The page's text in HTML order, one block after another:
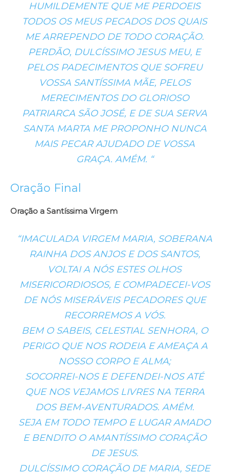
HUMILDEMENTE QUE ME PERDOEIS
TODOS OS MEUS PECADOS DOS QUAIS
ME ARREPENDO DE TODO CORAÇÃO.
PERDÃO, DULCÍSSIMO JESUS MEU, E
PELOS PADECIMENTOS QUE SOFREU
VOSSA SANTÍSSIMA MÃE, PELOS
MERECIMENTOS DO GLORIOSO
PATRIARCA SÃO JOSÉ, E DE SUA SERVA
SANTA MARTA ME PROPONHO NUNCA
MAIS PECAR AJUDADO DE VOSSA
GRAÇA. AMÉM. “
Oração Final
Oração a Santíssima Virgem
“IMACULADA VIRGEM MARIA, SOBERANA
RAINHA DOS ANJOS E DOS SANTOS,
VOLTAI A NÓS ESTES OLHOS
MISERICORDIOSOS, E COMPADECEI-VOS
DE NÓS MISERÁVEIS PECADORES QUE
RECORREMOS A VÓS.
BEM O SABEIS, CELESTIAL SENHORA, O
PERIGO QUE NOS RODEIA E AMEAÇA A
NOSSO CORPO E ALMA;
SOCORREI-NOS E DEFENDEI-NOS ATÉ
QUE NOS VEJAMOS LIVRES NA TERRA
DOS BEM-AVENTURADOS. AMÉM.
SEJA EM TODO TEMPO E LUGAR AMADO
E BENDITO O AMANTÍSSIMO CORAÇÃO
DE JESUS.
DULCÍSSIMO CORAÇÃO DE MARIA, SEDE